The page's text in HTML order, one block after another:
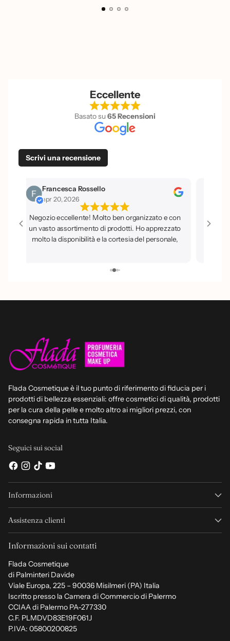
Eccellente
Basato su 65 Recensioni
Scrivi una recensione
e con
apprezzato
personale,
Iside La Porta
Flada Cosmetique è il tuo punto di riferimento di fiducia per i
prodotti di bellezza essenziali: offre cosmetici di qualità, prodotti
per la cura della pelle e molto altro ai migliori prezzi, con
consegna rapida in tutta Italia.
Seguici sui social
Informazioni
Assistenza clienti
Informazioni sui contatti
Flada Cosmetique
di Palminteri Davide
Viale Europa, 225 – 90036 Misilmeri (PA) Italia
Iscritto presso la Camera di Commercio di Palermo
CCIAA di Palermo PA-277330
C.F. PLMDVD83E19F061J
P.IVA: 05800200825